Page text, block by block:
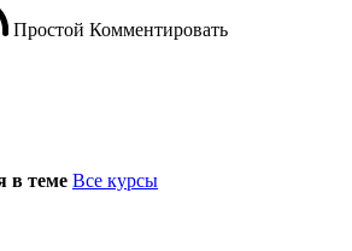
Простой Комментировать
в теме Все курсы